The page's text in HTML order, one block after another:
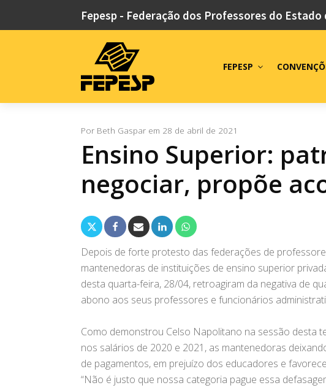
Fepesp - Federação dos Professores do Estado
FEPESP
Por Beth Gaspar em 28 de abril de 2021
Ensino Superior:
negociar, propõe
Depois de forte protesto das federações de
mantenedoras de instituições de ensino superior
desta quarta-feira, 28/04, retroagiram da negativa de
abono aos seus professores e funcionários
Como demonstrou Celso Napolitano na sessão desta
nos salários de 2020 e 2021, as mantenedoras
de pagamentos, em prejuízo dos educadores e
“Não é justo que nossa categoria pague essa